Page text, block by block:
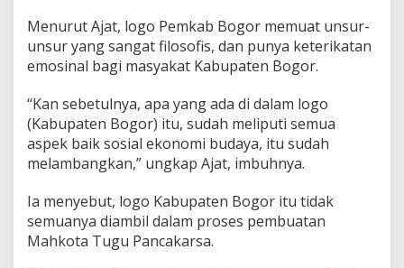
Menurut Ajat, logo Pemkab Bogor memuat unsur-
unsur yang sangat filosofis, dan punya keterikatan
emosinal bagi masyakat Kabupaten Bogor.
“Kan sebetulnya, apa yang ada di dalam logo
(Kabupaten Bogor) itu, sudah meliputi semua
aspek baik sosial ekonomi budaya, itu sudah
melambangkan,” ungkap Ajat, imbuhnya.
Ia menyebut, logo Kabupaten Bogor itu tidak
semuanya diambil dalam proses pembuatan
Mahkota Tugu Pancakarsa.